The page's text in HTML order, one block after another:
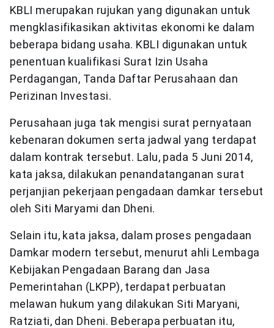
KBLI merupakan rujukan yang digunakan untuk
mengklasifikasikan aktivitas ekonomi ke dalam
beberapa bidang usaha. KBLI digunakan untuk
penentuan kualifikasi Surat Izin Usaha
Perdagangan, Tanda Daftar Perusahaan dan
Perizinan Investasi.
Perusahaan juga tak mengisi surat pernyataan
kebenaran dokumen serta jadwal yang terdapat
dalam kontrak tersebut. Lalu, pada 5 Juni 2014,
kata jaksa, dilakukan penandatanganan surat
perjanjian pekerjaan pengadaan damkar tersebut
oleh Siti Maryami dan Dheni.
Selain itu, kata jaksa, dalam proses pengadaan
Damkar modern tersebut, menurut ahli Lembaga
Kebijakan Pengadaan Barang dan Jasa
Pemerintahan (LKPP), terdapat perbuatan
melawan hukum yang dilakukan Siti Maryani,
Ratziati, dan Dheni. Beberapa perbuatan itu,